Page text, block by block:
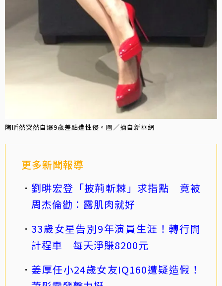
陶昕然突然自爆9歲差點遭性侵。圖／摘自新華網
更多新聞報導
劉畊宏登「披荊斬棘」求指點 竟被
周杰倫勸：露肌肉就好
33歲女星告別9年演員生涯！轉行開
計程車 每天淨賺8200元
姜厚任小24歲女友IQ160遭疑造假！